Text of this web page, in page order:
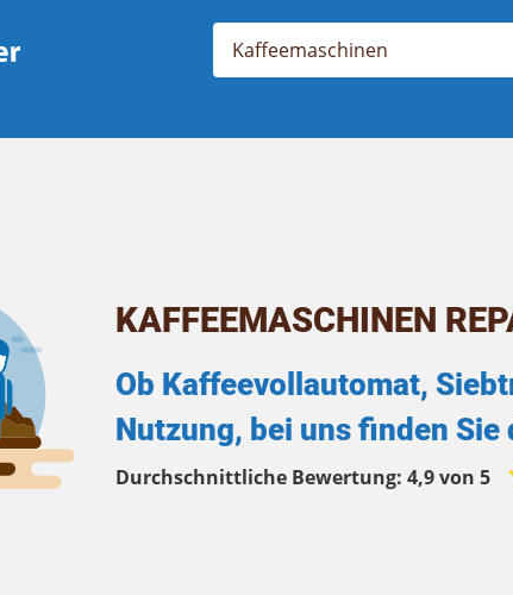
KAFFEEMASCHINEN
Ob Kaffeevollautomat,
Nutzung, bei uns finden
Durchschnittliche Bewertung: 4,9 von 5